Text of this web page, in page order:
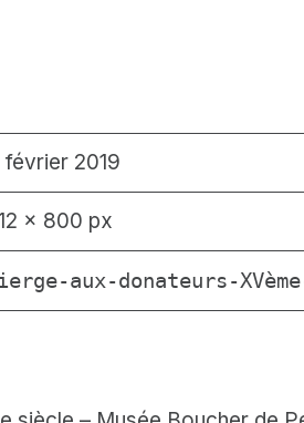
février 2019
× 800 px
aux-donateurs-